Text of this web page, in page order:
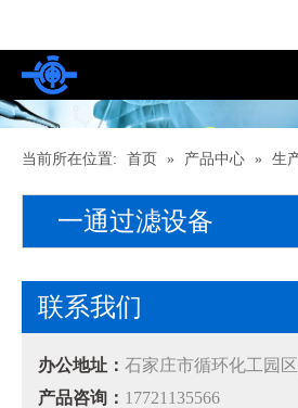
当前所在位置: 首页 » 产品中心 » 生
一通过滤设备
联系我们
办公地址： 石家庄市循环化工园
产品咨询： 17721135566